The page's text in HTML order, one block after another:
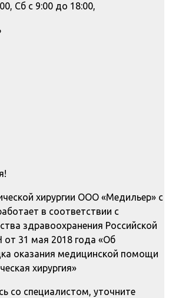
Сб с 9:00 до 18:00,
хирургии ООО «Медильер» с
в соответствии с
здравоохранения Российской
31 мая 2018 года «Об
оказания медицинской помощи
хирургия»
со специалистом, уточните